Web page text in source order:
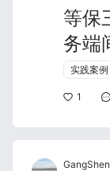
等保
务端
实践案例
1
GangShen